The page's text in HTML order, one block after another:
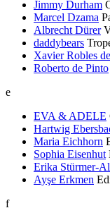
Jimmy Durham
Marcel Dzama
Albrecht Dürer
daddybears
Xavier Robles
Roberto de Pinto
e
EVA & ADELE
Hartwig
Maria Eichhorn
Sophia Eisenhut
Erika Stürmer-
Ayşe Erkmen
f